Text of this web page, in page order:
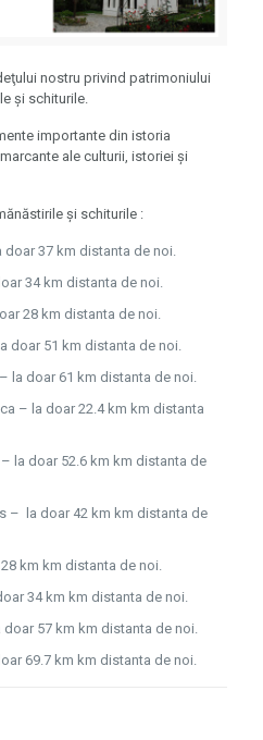
nostru privind patrimoniului
şi schiturile.
importante din istoria
ale culturii, istoriei şi
şi schiturile :
37 km distanta de noi.
34 km distanta de noi.
28 km distanta de noi.
doar 51 km distanta de noi.
la doar 61 km distanta de noi.
– la doar 22.4 km km distanta
la doar 52.6 km km distanta de
– la doar 42 km km distanta de
km km distanta de noi.
34 km km distanta de noi.
57 km km distanta de noi.
69.7 km km distanta de noi.